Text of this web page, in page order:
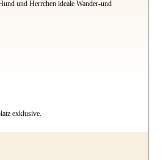
und Herrchen ideale Wander-und
exklusive.